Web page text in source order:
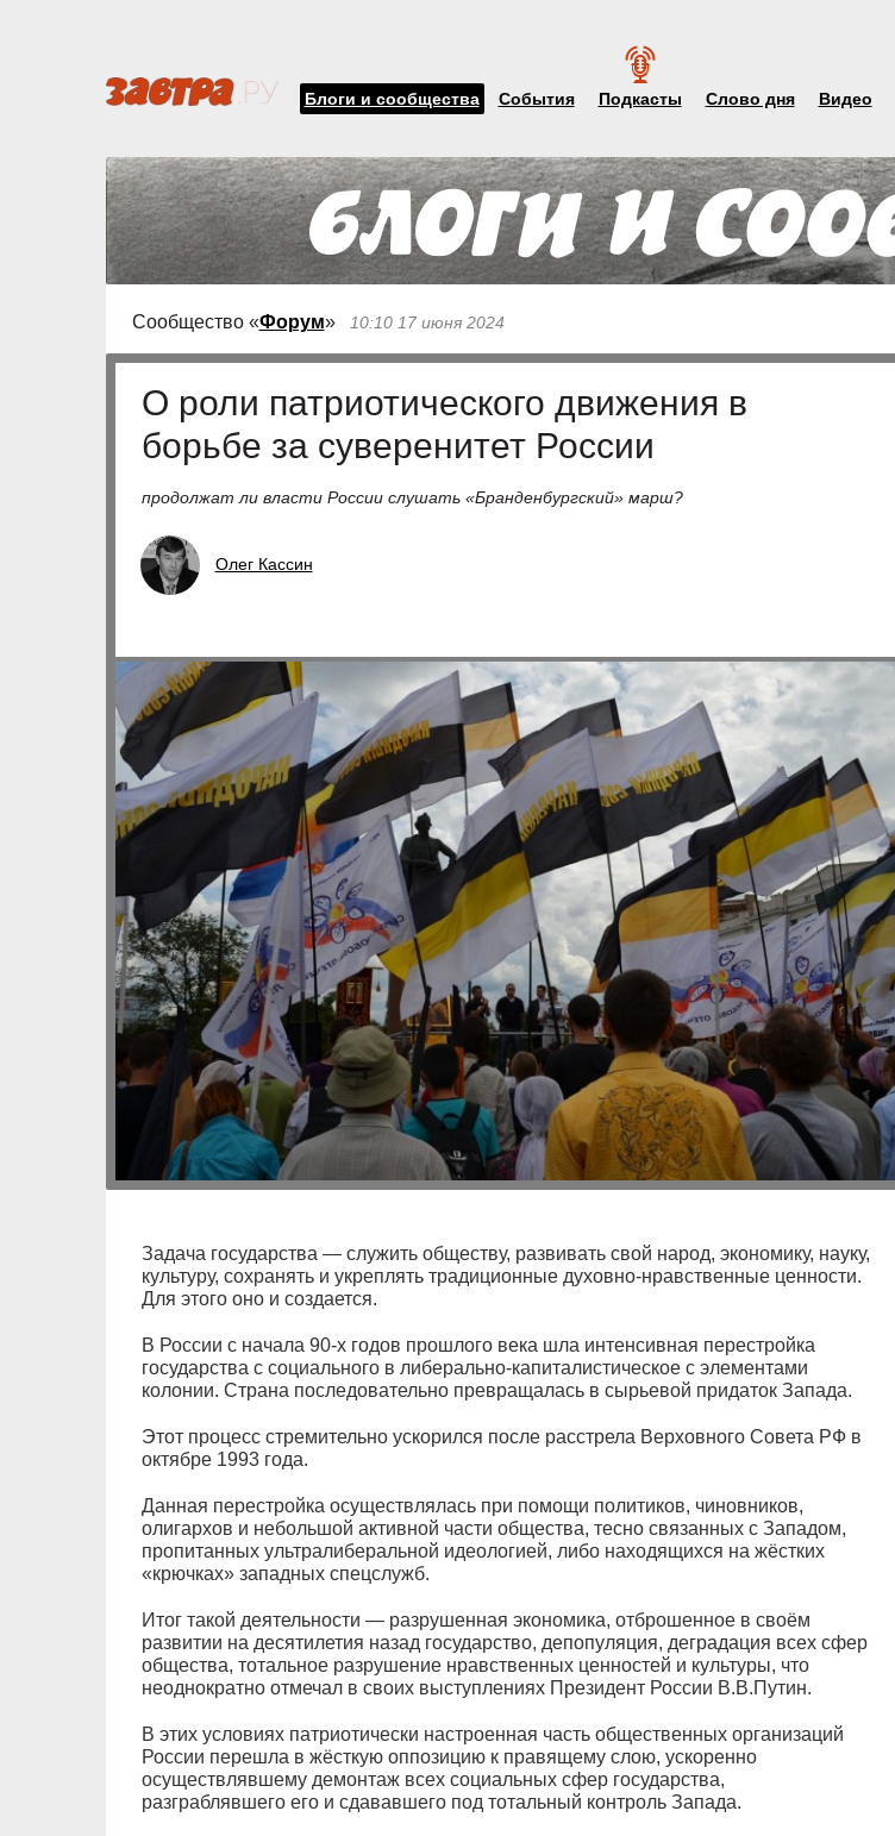
Блоги и сообщества События Подкасты Слово дня Видео
Сообщество «Форум» 10:10 17 июня 2024
О роли патриотического движения в
борьбе за суверенитет России
продолжат ли власти России слушать «Бранденбургский» марш?
Олег Кассин
Задача государства — служить обществу, развивать свой народ, экономику, науку,
культуру, сохранять и укреплять традиционные духовно-нравственные ценности.
Для этого оно и создается.
В России с начала 90-х годов прошлого века шла интенсивная перестройка
государства с социального в либерально-капиталистическое с элементами
колонии. Страна последовательно превращалась в сырьевой придаток Запада.
Этот процесс стремительно ускорился после расстрела Верховного Совета РФ в
октябре 1993 года.
Данная перестройка осуществлялась при помощи политиков, чиновников,
олигархов и небольшой активной части общества, тесно связанных с Западом,
пропитанных ультралиберальной идеологией, либо находящихся на жёстких
«крючках» западных спецслужб.
Итог такой деятельности — разрушенная экономика, отброшенное в своём
развитии на десятилетия назад государство, депопуляция, деградация всех сфер
общества, тотальное разрушение нравственных ценностей и культуры, что
неоднократно отмечал в своих выступлениях Президент России В.В.Путин.
В этих условиях патриотически настроенная часть общественных организаций
России перешла в жёсткую оппозицию к правящему слою, ускоренно
осуществлявшему демонтаж всех социальных сфер государства,
разграблявшего его и сдававшего под тотальный контроль Запада.